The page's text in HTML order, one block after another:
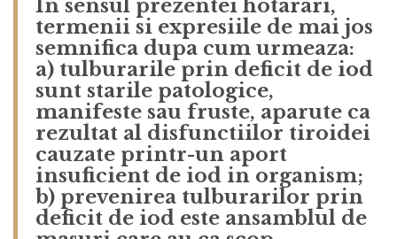
In sensul prezentei hotarari,
termenii si expresiile de mai jos
semnifica dupa cum urmeaza:
a) tulburarile prin deficit de iod
sunt starile patologice,
manifeste sau fruste, aparute ca
rezultat al disfunctiilor tiroidei
cauzate printr-un aport
insuficient de iod in organism;
b) prevenirea tulburarilor prin
deficit de iod este ansamblul de